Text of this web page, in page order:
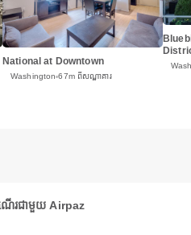
National at Downtown
Washington 67m ពីសណ្ឋាគារ
ណើរជាមួយ Airpaz